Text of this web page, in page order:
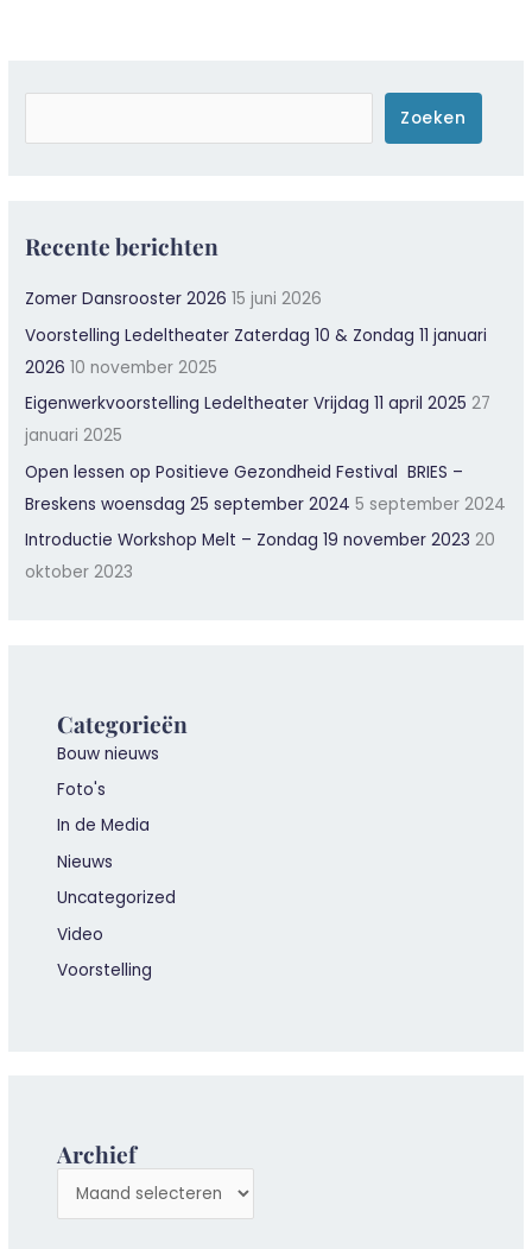
Zoeken
Recente berichten
Zomer Dansrooster 2026 15 juni 2026
Voorstelling Ledeltheater Zaterdag 10 & Zondag 11 januari
2026 10 november 2025
Eigenwerkvoorstelling Ledeltheater Vrijdag 11 april 2025 27
januari 2025
Open lessen op Positieve Gezondheid Festival BRIES –
Breskens woensdag 25 september 2024 5 september 2024
Introductie Workshop Melt – Zondag 19 november 2023 20
oktober 2023
Categorieën
Bouw nieuws
Foto's
In de Media
Nieuws
Uncategorized
Video
Voorstelling
Archief
r